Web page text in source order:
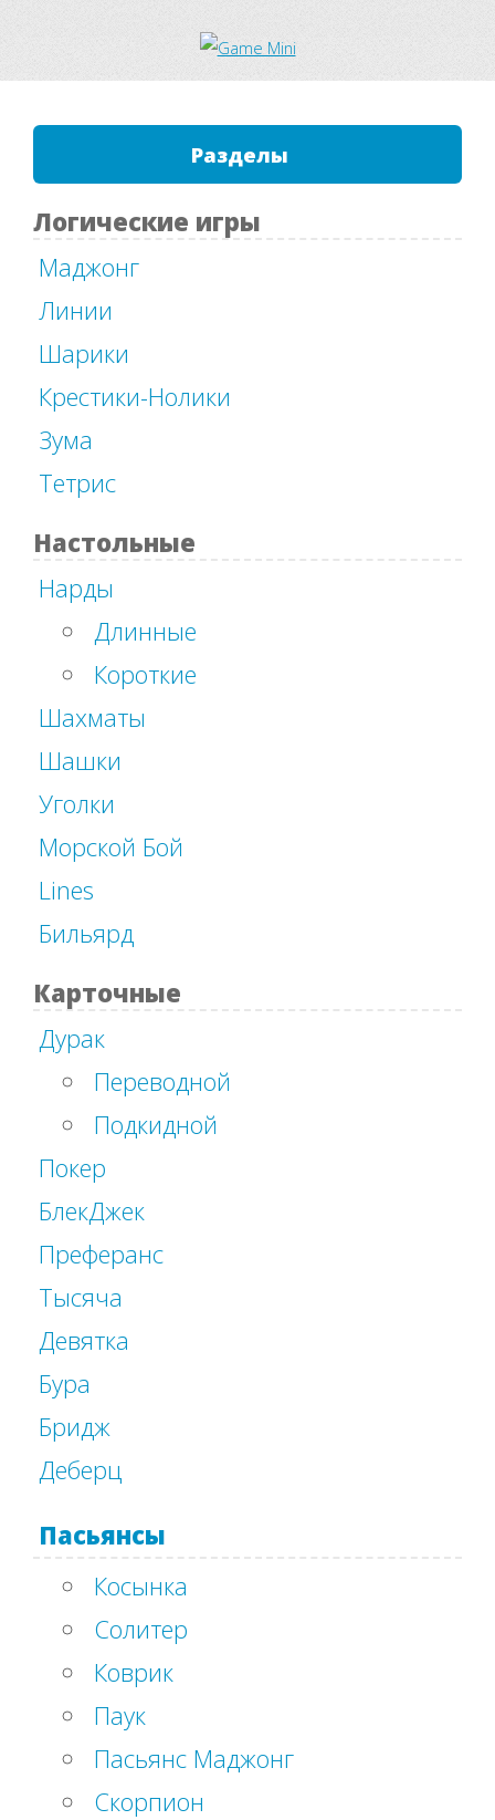
Разделы
Логические игры
Маджонг
Линии
Шарики
Крестики-Нолики
Зума
Тетрис
Настольные
Нарды
Длинные
Короткие
Шахматы
Шашки
Уголки
Морской Бой
Lines
Бильярд
Карточные
Дурак
Переводной
Подкидной
Покер
БлекДжек
Преферанс
Тысяча
Девятка
Бура
Бридж
Деберц
Пасьянсы
Косынка
Солитер
Коврик
Паук
Пасьянс Маджонг
Скорпион